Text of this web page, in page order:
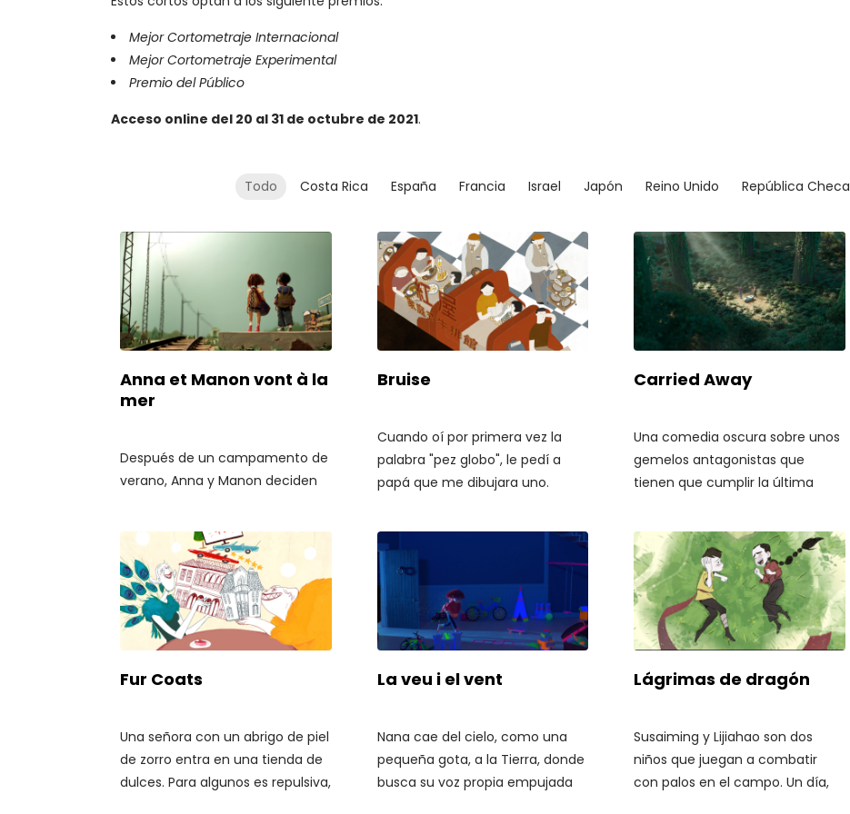
Mejor Cortometraje Internacional
Mejor Cortometraje Experimental
Premio del Público
Acceso online del 20 al 31 de octubre de 2021.
Todo Costa Rica España Francia Israel Japón Reino Unido República Checa
Anna et Manon vont à la
mer
Después de un campamento de
verano, Anna y Manon deciden
Bruise
Cuando oí por primera vez la
palabra "pez globo", le pedí a
papá que me dibujara uno.
pequeño en la esquina superior
izquierda. He conservado ese
papel todo este tiempo. En
retrospectiva, él era como este
trozo de papel, que también me
dejaba un gran espacio en
Carried Away
Una comedia oscura sobre unos
gemelos antagonistas que
tienen que cumplir la última
su cadáver en el bosque.
Fur Coats
Una señora con un abrigo de piel
de zorro entra en una tienda de
dulces. Para algunos es repulsiva,
La veu i el vent
Nana cae del cielo, como una
pequeña gota, a la Tierra, donde
busca su voz propia empujada
Lágrimas de dragón
Susaiming y Lijiahao son dos
niños que juegan a combatir
con palos en el campo. Un día,